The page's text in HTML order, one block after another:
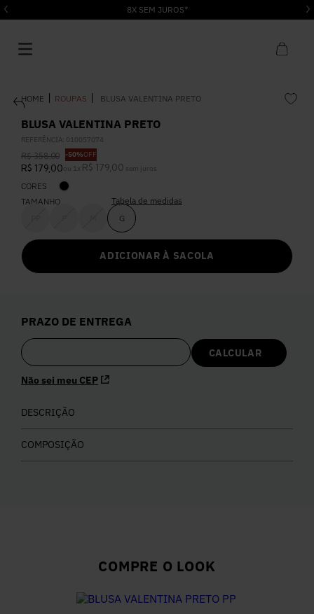
8X SEM JUROS*
ROUPAS BLUSA VALENTINA PRETO
BLUSA VALENTINA PRETO
REFERÊNCIA: 010057074
R$ 358,00 -50%OFF
R$ 179,00 ou 1 x R$ 179 00 sem juros
CORES
TAMANHO
G
Tabela de medidas
ADICIONAR À SACOLA
PRAZO DE ENTREGA
Não sei meu CEP
DESCRIÇÃO
COMPOSIÇÃO
COMPRE O LOOK
1º Vestido
2º
5º Calça
6º Colete
7º Vestidos
Camisa